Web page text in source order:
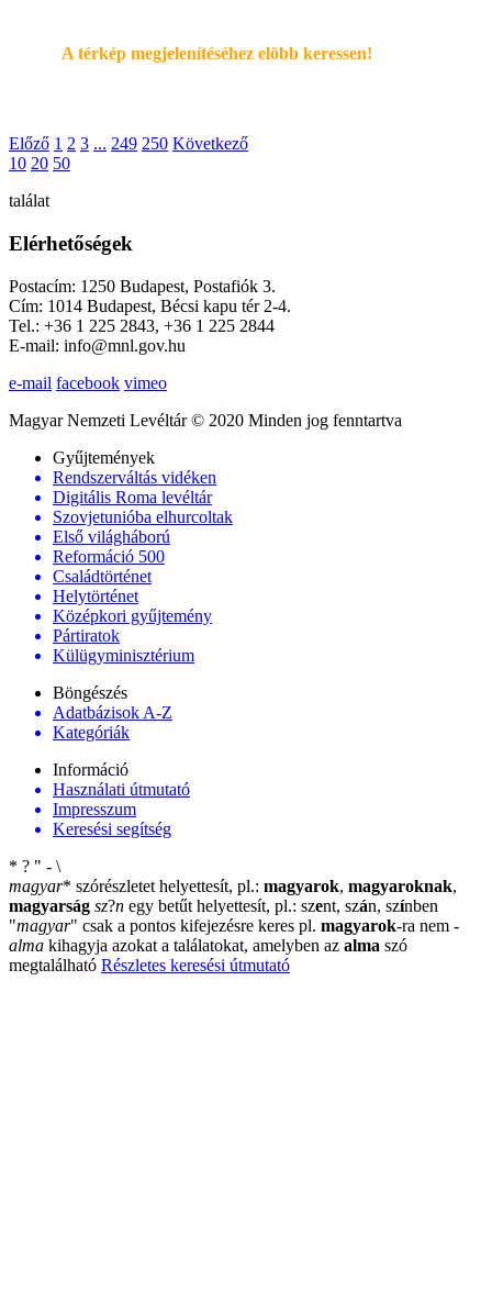
A térkép megjelenítéséhez elöbb keressen!
Előző 1 2 3 ... 249 250 Következő
10 20 50
találat
Elérhetőségek
Postacím: 1250 Budapest, Postafiók 3.
Cím: 1014 Budapest, Bécsi kapu tér 2-4.
Tel.: +36 1 225 2843, +36 1 225 2844
E-mail: info@mnl.gov.hu
e-mail facebook vimeo
Magyar Nemzeti Levéltár © 2020 Minden jog fenntartva
Gyűjtemények
Rendszerváltás vidéken
Digitális Roma levéltár
Szovjetunióba elhurcoltak
Első világháború
Reformáció 500
Családtörténet
Helytörténet
Középkori gyűjtemény
Pártiratok
Külügyminisztérium
Böngészés
Adatbázisok A-Z
Kategóriák
Információ
Használati útmutató
Impresszum
Keresési segítség
* ? " - \
magyar* szórészletet helyettesít, pl.: magyarok, magyaroknak,
magyarság sz?n egy betűt helyettesít, pl.: szent, szán, színben
"magyar" csak a pontos kifejezésre keres pl. magyarok-ra nem -
alma kihagyja azokat a találatokat, amelyben az alma szó
megtalálható Részletes keresési útmutató